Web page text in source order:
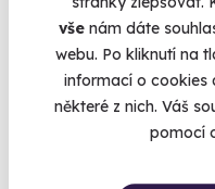
vše nám dáte
webu. Po kliknutí na
informací o cookies
některé z nich. Váš
pomocí